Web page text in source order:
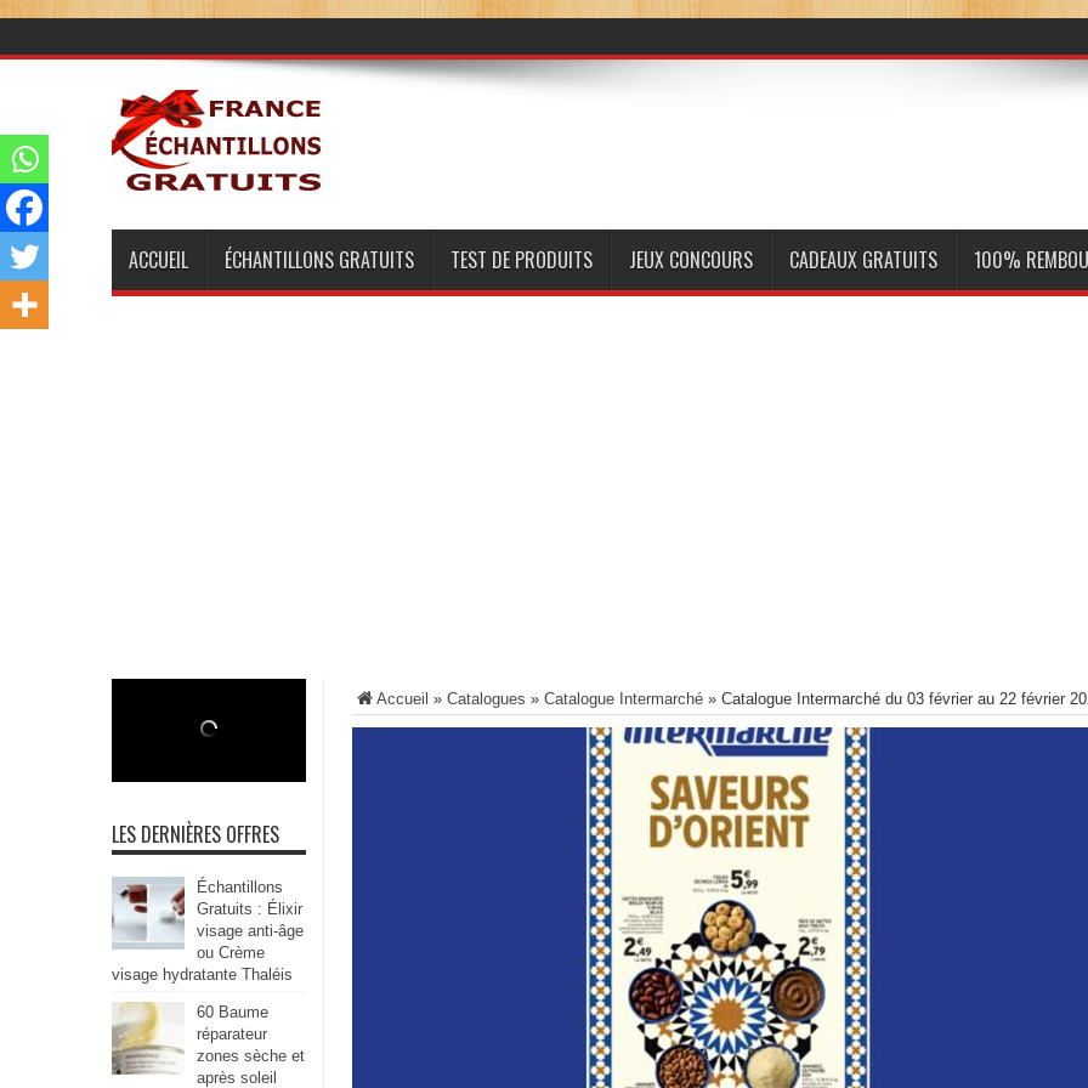
ACCUEIL ÉCHANTILLONS GRATUITS TEST DE PRODUITS JEUX CONCOURS CADEAUX GRATUITS 100%
Accueil » Catalogues » Catalogue Intermarché » Catalogue Intermarché du 03 février au 22 février
LES DERNIÈRES OFFRES
Échantillons
Gratuits : Élixir
visage anti-âge
ou Crème
visage hydratante Thaléis
60 Baume
réparateur
zones sèche et
après soleil